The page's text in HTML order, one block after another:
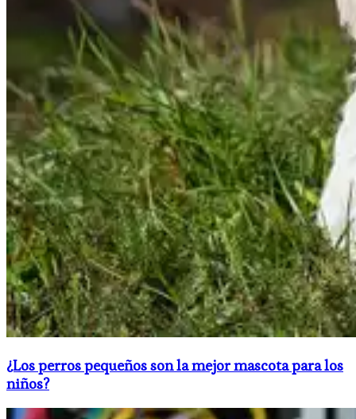
​¿Los perros pequeños son la mejor mascota para los
niños?